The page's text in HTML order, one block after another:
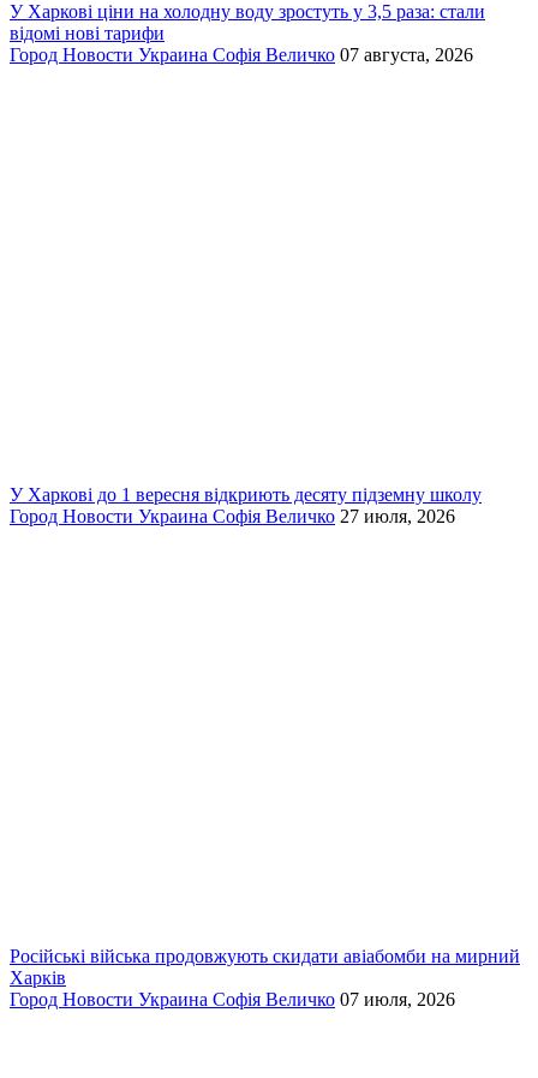
У Харкові ціни на холодну воду зростуть у 3,5 раза: стали
відомі нові тарифи
Город Новости Украина Софія Величко 07 августа, 2026
У Харкові до 1 вересня відкриють десяту підземну школу
Город Новости Украина Софія Величко 27 июля, 2026
Російські війська продовжують скидати авіабомби на мирний
Харків
Город Новости Украина Софія Величко 07 июля, 2026